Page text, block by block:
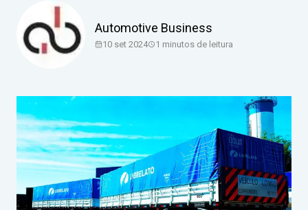
Automotive Business
10 set 2024 1 minutos de leitura